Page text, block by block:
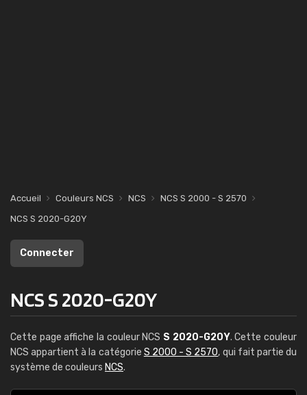
Accueil Couleurs NCS NCS
NCS S 2000 - S 2570
NCS S 2020-G20Y
Connecter
NCS S 2020-G20Y
Cette page affiche la couleur NCS S 2020-G20Y. Cette couleur
NCS appartient à la catégorie S 2000 - S 2570, qui fait partie du
système de couleurs NCS.